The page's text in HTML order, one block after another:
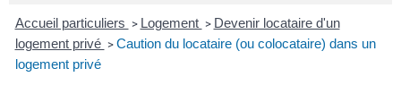
Accueil particuliers > Logement > Devenir locataire d'un
logement privé > Caution du locataire (ou colocataire) dans un
logement privé